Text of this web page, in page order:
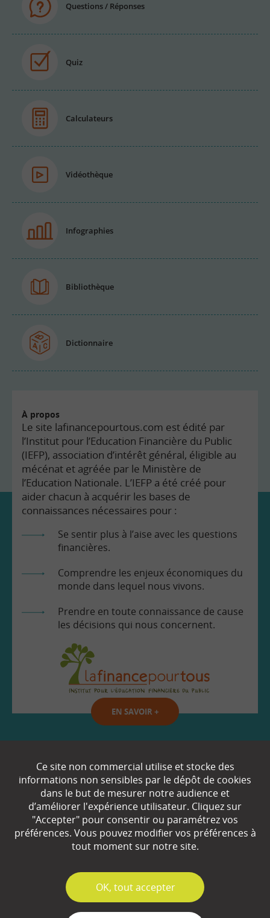
Questions / Réponses
Quiz
Calculateurs
Vidéothèque
Infographies
Bibliothèque
Dictionnaire
À propos
Le site lafinancepourtous.com est édité par
l’Institut pour l’Education Financière du Public
(IEFP), association d’intérêt général, éligible au
mécénat et agréée par le Ministère de
l’Education Nationale. L’IEFP a été créé pour
aider chacun à acquérir les bases de
connaissances nécessaires pour :
Se sentir plus à l’aise avec les questions
financières.
Comprendre les enjeux économiques du
monde dans lequel nous vivons.
Prendre en toute connaissance de cause
les décisions qui nous concernent.
EN SAVOIR +
Partenaires
Espace Presse
Plan du site
Mentions légales
Ce site non commercial utilise et stocke des
informations non sensibles par le dépôt de cookies
dans le but de mesurer notre audience et
d’améliorer l'expérience utilisateur. Cliquez sur
"Accepter" pour consentir ou paramétrez vos
préférences. Vous pouvez modifier vos préférences à
tout moment sur notre site.
✓
OK, tout accepter